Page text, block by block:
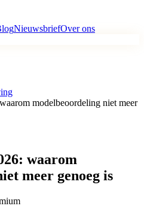
NieuwsbriefOver ons
modelbeoordeling niet meer
waarom
meer genoeg is